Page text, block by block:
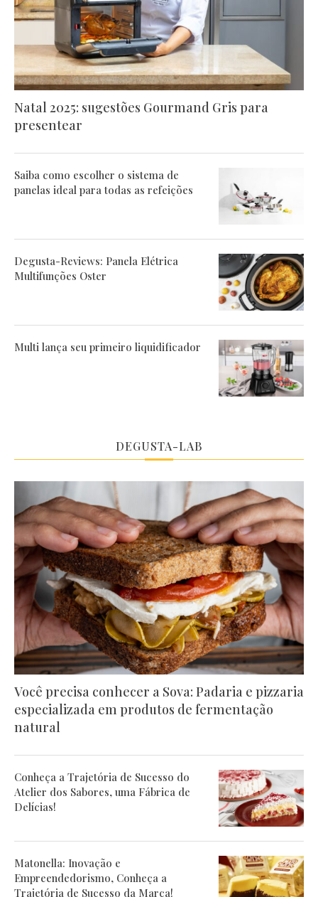
Natal 2025: sugestões Gourmand Gris para
presentear
Saiba como escolher o sistema de
panelas ideal para todas as refeições
Degusta-Reviews: Panela Elétrica
Multifunções Oster
Multi lança seu primeiro liquidificador
DEGUSTA-LAB
Você precisa conhecer a Sova: Padaria e pizzaria
especializada em produtos de fermentação
natural
Conheça a Trajetória de Sucesso do
Atelier dos Sabores, uma Fábrica de
Delícias!
Matonella: Inovação e
Empreendedorismo, Conheça a
Trajetória de Sucesso da Marca!